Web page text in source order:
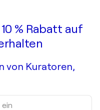
% Rabatt auf
von Kuratoren,